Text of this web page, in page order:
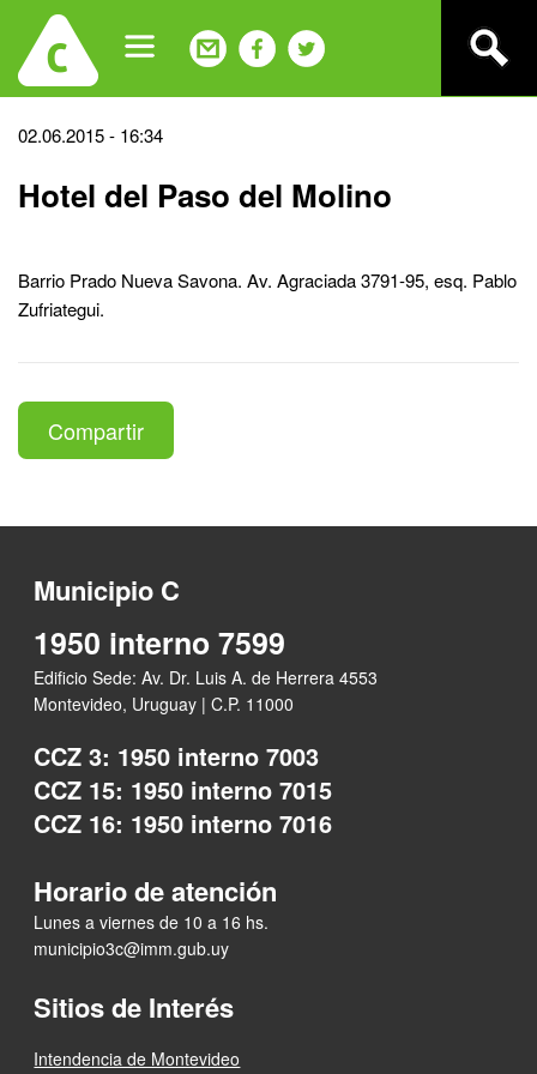
navigation
Back
top
02.06.2015 - 16:34
Hotel del Paso del Molino
Barrio Prado Nueva Savona. Av. Agraciada 3791-95, esq. Pablo
Zufriategui.
Compartir
Municipio C
1950 interno 7599
Edificio Sede: Av. Dr. Luis A. de Herrera 4553
Montevideo, Uruguay | C.P. 11000
CCZ 3: 1950 interno 7003
CCZ 15: 1950 interno 7015
CCZ 16: 1950 interno 7016
Horario de atención
Lunes a viernes de 10 a 16 hs.
municipio3c@imm.gub.uy
Sitios de Interés
Intendencia de Montevideo